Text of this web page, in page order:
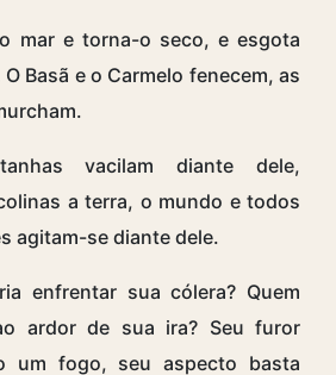
mar e torna-o seco, e esgota
Basã e o Carmelo fenecem, as
vacilam diante dele,
a terra, o mundo e todos
agitam-se diante dele.
enfrentar sua cólera? Quem
ardor de sua ira? Seu furor
um fogo, seu aspecto basta